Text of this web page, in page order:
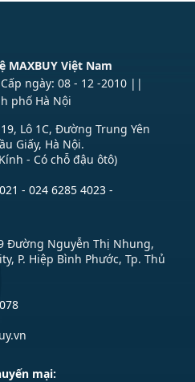
MAXBUY Việt Nam
Cấp ngày: 08 - 12 -2010 ||
phố Hà Nội
Lô 1C, Đường Trung Yên
Giấy, Hà Nội.
- Có chỗ đậu ôtô)
- 024 6285 4023 -
Đường Nguyễn Thị Nhung,
P. Hiệp Bình Phước, Tp. Thủ
mại: